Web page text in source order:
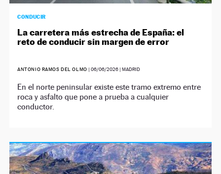
CONDUCIR
La carretera más estrecha de España: el
reto de conducir sin margen de error
ANTONIO RAMOS DEL OLMO | 06/06/2026| MADRID
En el norte peninsular existe este tramo extremo entre
roca y asfalto que pone a prueba a cualquier
conductor.